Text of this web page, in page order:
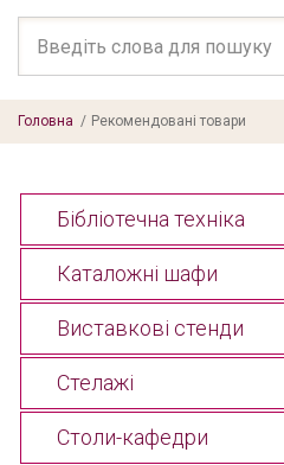
Пошукова
форма
Головна / Рекомендовані товари
Бібліотечна техніка
Каталожні шафи
Виставкові стенди
Стелажі
Столи-кафедри